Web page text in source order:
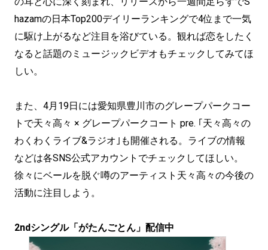
hazamの⽇本Top200デイリーランキングで4位まで⼀気
に駆け上がるなど注⽬を浴びている。観れば恋をしたく
なると話題のミュージックビデオもチェックしてみてほ
しい。
また、4月19日には愛知県豊川市のグレープパークコー
トで天々高々 × グレープパークコート pre. ｢天々高々の
わくわくライブ&ラジオ｣も開催される。ライブの情報
などは各SNS公式アカウントでチェックしてほしい。
徐々にベールを脱ぐ噂のアーティスト天々高々の今後の
活動に注目しよう。
2ndシングル「がたんごとん」配信中